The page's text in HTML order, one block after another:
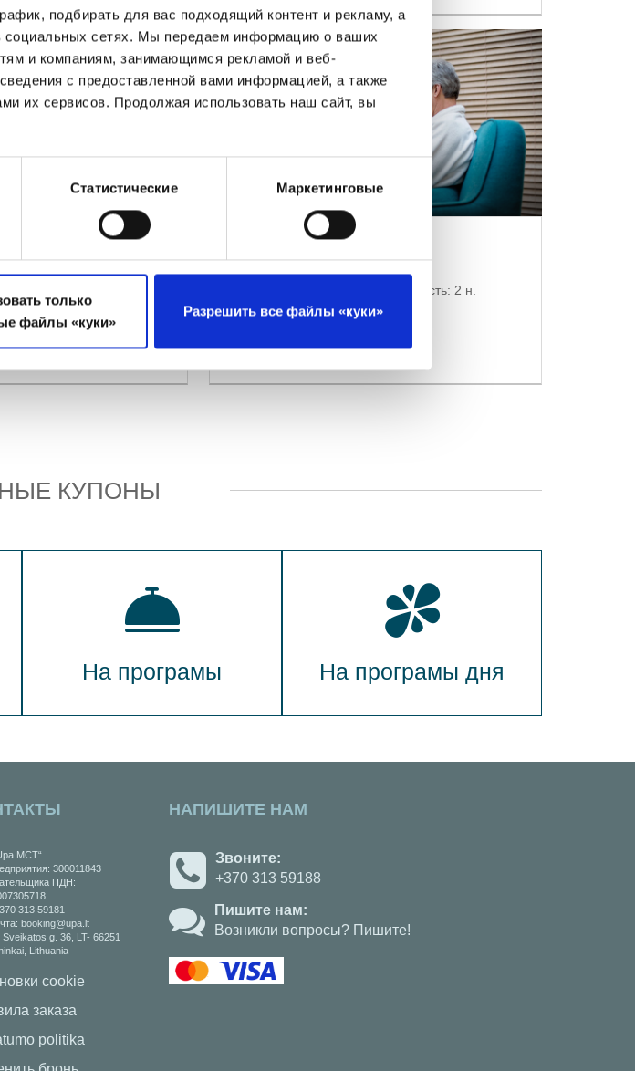
подбирать для вас подходящий контент и рекламу, а
социальных сетях. Мы передаем информацию о ваших
и компаниям, занимающимся рекламой и веб-
с предоставленной вами информацией, а также
их сервисов. Продолжая использовать наш сайт, вы
Статистические Маркетинговые
только
файлы «куки»
Разрешить все файлы «куки»
ДВОИХ
Бронировать
Минимальная продолжительность: 2 н.
КУПОНЫ
На програмы На програмы дня
MCT“
300011843
ПДН:
313 59181
booking@upa.lt
Sveikatos g. 36, LT- 66251
Lithuania
cookie
заказа
politika
НАПИШИТЕ НАМ
Звоните:
+370 313 59188
Пишите нам:
Возникли вопросы? Пишите!